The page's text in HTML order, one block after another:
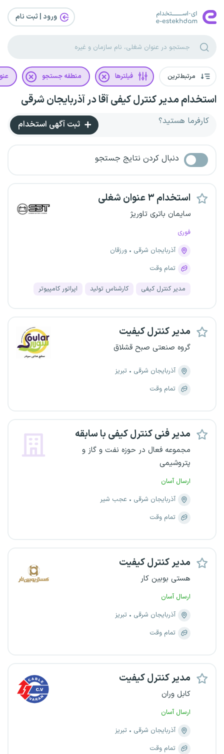
ورود | ثبت‌ نام
مرتبط‌ترین فیلترها منطقه جستجو
استخدام مدیر کنترل کیفی آقا در آذربایجان شرقی
کارفرما هستید؟ ثبت آگهی استخدام
دنبال کردن نتایج جستجو
استخدام ۳ عنوان شغلی
سایمان باتری تاوریژ
فوری
آذربایجان شرقی
ورزقان
تمام وقت
مدیر کنترل کیفی کارشناس تولید اپراتور کامپیوتر
مدیر کنترل کیفیت
گروه صنعتی صبح قشلاق
آذربایجان شرقی
تبریز
تمام وقت
مدیر فنی کنترل کیفی با سابقه
مجموعه فعال در حوزه نفت و گاز و
پتروشیمی
ارسال آسان
آذربایجان شرقی
عجب شیر
تمام وقت
مدیر کنترل کیفیت
هستی بوبین کار
ارسال آسان
آذربایجان شرقی
تبریز
تمام وقت
مدیر کنترل کیفیت
کابل وران
ارسال آسان
آذربایجان شرقی
تبریز
تمام وقت